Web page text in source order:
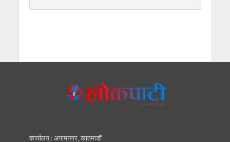
कार्यालय : अनामनगर, काठमाडाैं